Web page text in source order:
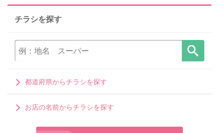
チラシを探す
都道府県からチラシを探す
お店の名前からチラシを探す